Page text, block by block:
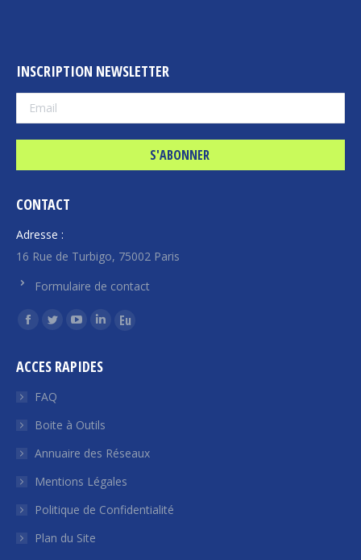
INSCRIPTION NEWSLETTER
CONTACT
Adresse :
16 Rue de Turbigo, 75002 Paris
Formulaire de contact
Trouvez nous sur :
La
Facebook
s'ouvre
une
nouvelle
fenêtre
La
Twitter
s'ouvre
une
nouvelle
fenêtre
La
YouTube
une
nouvelle
fenêtre
La
LinkedIn
une
nouvelle
fenêtre
La
nouvelle
fenêtre
ACCES RAPIDES
FAQ
Boite à Outils
Annuaire des Réseaux
Mentions Légales
Politique de Confidentialité
Plan du Site